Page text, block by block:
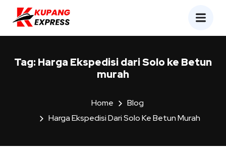
Tag: Harga Ekspedisi dari Solo ke Betun
murah
Home
Blog
Harga Ekspedisi Dari Solo Ke Betun Murah